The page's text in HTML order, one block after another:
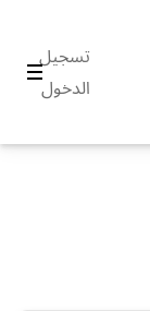
تسجيل
الدخول